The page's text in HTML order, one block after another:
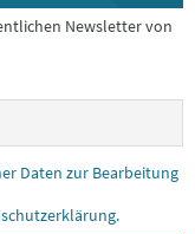
Newsletter von
Daten zur Bearbeitung